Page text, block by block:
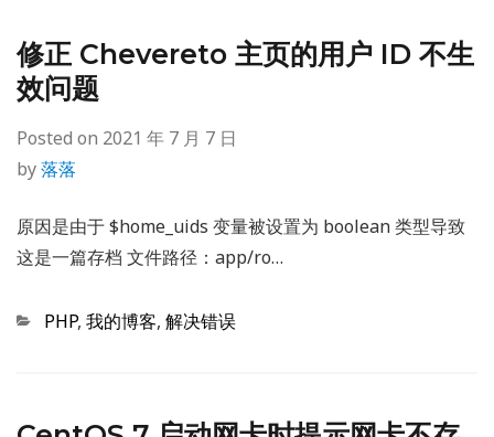
修正 Chevereto 主页的用户 ID 不生
效问题
Posted on 2021 年 7 月 7 日
by落落
原因是由于 $home_uids 变量被设置为 boolean 类型导致
这是一篇存档 文件路径：app/ro…
Categories
PHP, 我的博客, 解决错误